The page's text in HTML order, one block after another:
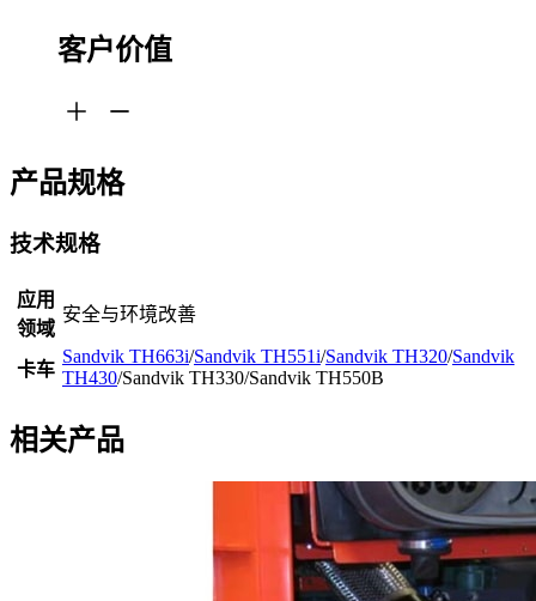
客户价值
产品规格
技术规格
应用
领域
安全与环境改善
卡车
Sandvik TH663i/Sandvik TH551i/Sandvik TH320/Sandvik
TH430/Sandvik TH330/Sandvik TH550B
相关产品